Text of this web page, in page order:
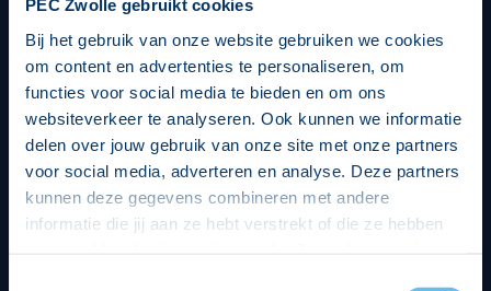
PEC Zwolle gebruikt cookies
Bij het gebruik van onze website gebruiken we cookies
om content en advertenties te personaliseren, om
functies voor social media te bieden en om ons
websiteverkeer te analyseren. Ook kunnen we informatie
delen over jouw gebruik van onze site met onze partners
voor social media, adverteren en analyse. Deze partners
kunnen deze gegevens combineren met andere
informatie die jij aan ze hebt verstrekt of die ze hebben